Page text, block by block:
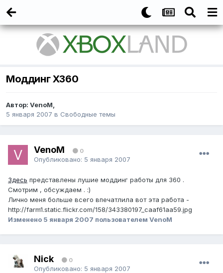
Моддинг X360
Автор: VenoM,
5 января 2007 в Свободные темы
VenoM 0
Опубликовано: 5 января 2007
Здесь представлены лушие моддинг работы для 360 .
Смотрим , обсуждаем . :)
Лично меня больше всего впечатлила вот эта работа -
http://farm1.static.flickr.com/158/343380197_caaf61aa59.jpg
Изменено 5 января 2007 пользователем VenoM
Nick 0
Опубликовано: 5 января 2007